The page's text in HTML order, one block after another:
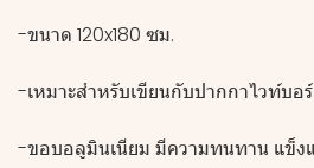
-ขนาด 120x180 ซม.
-เหมาะสำหรับเขียนกับปากกาไวท์บอ
-ขอบอลูมินเนียม มีความทนทาน แข็ง